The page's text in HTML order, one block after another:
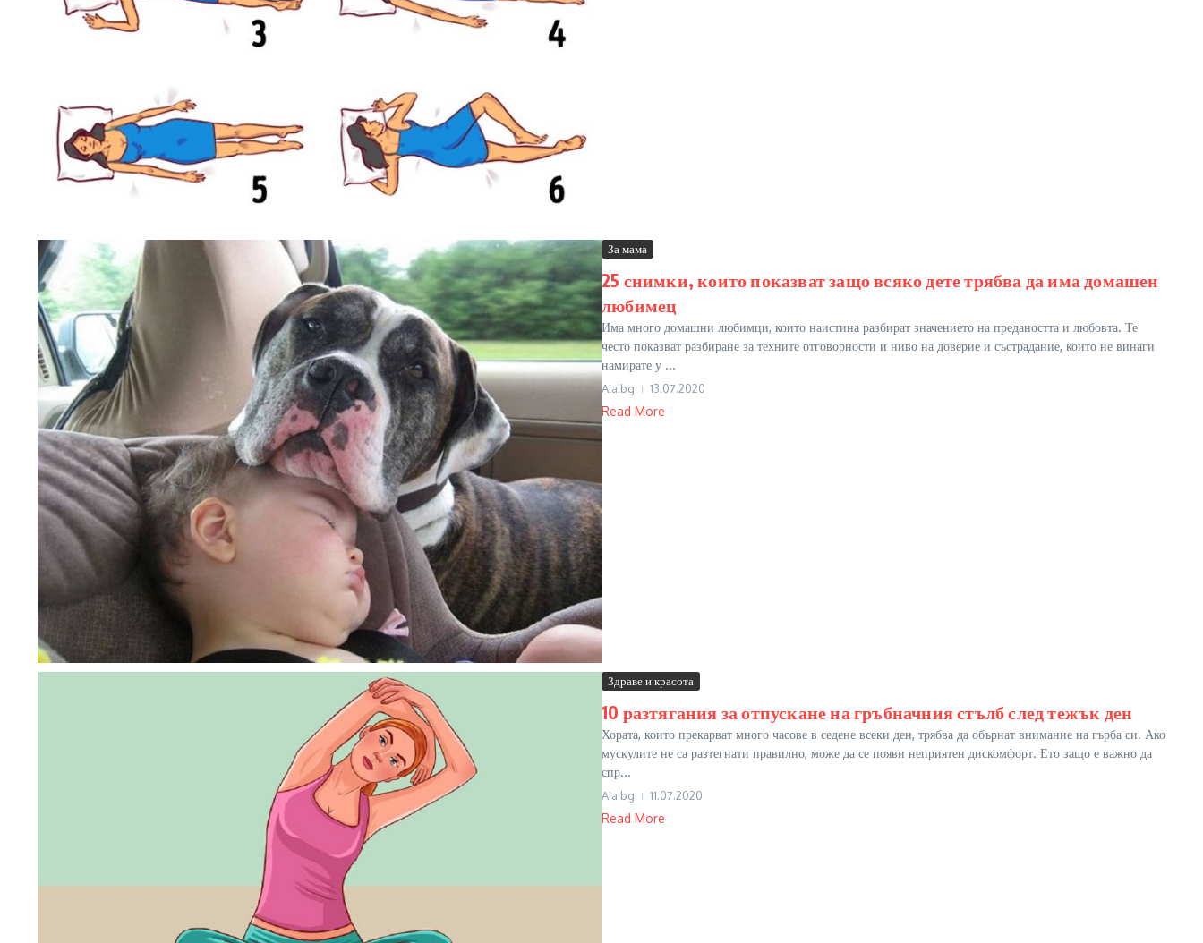
За мама
25 снимки, които показват защо всяко дете трябва да има домашен
любимец
Има много домашни любимци, които наистина разбират значението на предаността и любовта. Те
често показват разбиране за техните отговорности и ниво на доверие и състрадание, които не винаги
намирате у ...
Aia.bg 13.07.2020
Read More
Здраве и красота
10 разтягания за отпускане на гръбначния стълб след тежък ден
Хората, които прекарват много часове в седене всеки ден, трябва да обърнат внимание на гърба си. Ако
мускулите не са разтегнати правилно, може да се появи неприятен дискомфорт. Ето защо е важно да
спр...
Aia.bg 11.07.2020
Read More